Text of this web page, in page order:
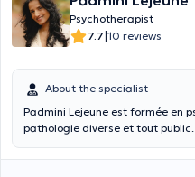
Psychotherapist
7.7|10 reviews
About the specialist
Padmini Lejeune est formée en psychanalyse, en psychothérapie,
pathologie diverse et tout public.